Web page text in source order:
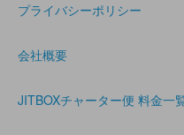
プライバシーポリシー
会社概要
JITBOXチャーター便 料金一